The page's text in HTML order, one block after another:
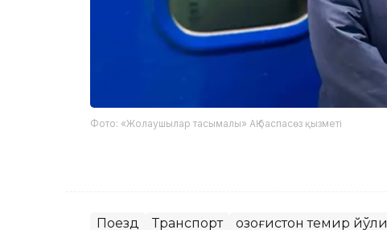
Фото: «Жолаушылар тасымалы» АҚ баспасөз қызметі
Поезд Транспорт Қозоғистон темир йўли